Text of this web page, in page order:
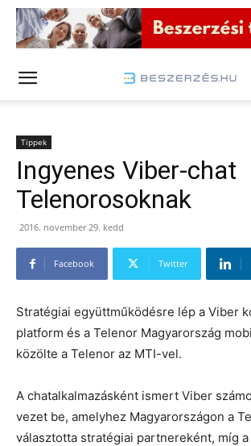
Tippek
Ingyenes Viber-chat
Telenorosoknak
2016. november 29. kedd
Facebook Twitter
Stratégiai együttműködésre lép a Viber
platform és a Telenor Magyarország
közölte a Telenor az MTI-vel.
A chatalkalmazásként ismert Viber
vezet be, amelyhez Magyarországon a
választotta stratégiai partnereként, míg